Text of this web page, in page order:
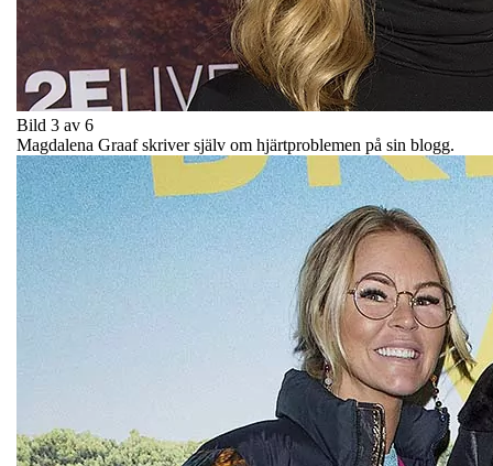
Bild 3 av 6
Magdalena Graaf skriver själv om hjärtproblemen på sin blogg.